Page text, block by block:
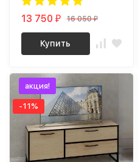
«Мори» МК 1200.4,
ТБ-22 СИТИ
13 750₽ 16 050₽
Купить
акция!
-11%